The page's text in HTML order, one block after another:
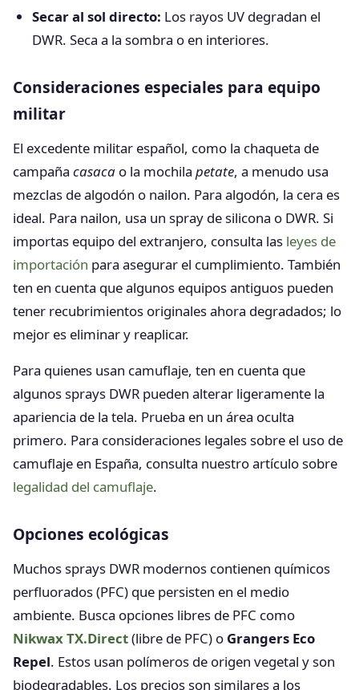
Secar al sol directo: Los rayos UV degradan el
DWR. Seca a la sombra o en interiores.
Consideraciones especiales para equipo
militar
El excedente militar español, como la chaqueta de
campaña casaca o la mochila petate, a menudo usa
mezclas de algodón o nailon. Para algodón, la cera es
ideal. Para nailon, usa un spray de silicona o DWR. Si
importas equipo del extranjero, consulta las leyes de
importación para asegurar el cumplimiento. También
ten en cuenta que algunos equipos antiguos pueden
tener recubrimientos originales ahora degradados; lo
mejor es eliminar y reaplicar.
Para quienes usan camuflaje, ten en cuenta que
algunos sprays DWR pueden alterar ligeramente la
apariencia de la tela. Prueba en un área oculta
primero. Para consideraciones legales sobre el uso de
camuflaje en España, consulta nuestro artículo sobre
legalidad del camuflaje.
Opciones ecológicas
Muchos sprays DWR modernos contienen químicos
perfluorados (PFC) que persisten en el medio
ambiente. Busca opciones libres de PFC como
Nikwax TX.Direct(libre de PFC) o Grangers Eco
Repel. Estos usan polímeros de origen vegetal y son
biodegradables. Los precios son similares a los